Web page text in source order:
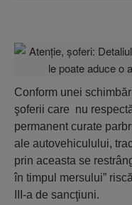
Conform unei
şoferii care nu
permanent curate
ale autovehiculului,
prin aceasta se
în timpul mersului”
III-a de sancţiuni.